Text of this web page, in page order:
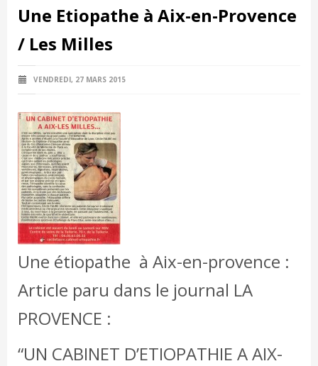
Une Etiopathe à Aix-en-Provence
/ Les Milles
VENDREDI, 27 MARS 2015
Une étiopathe à Aix-en-provence :
Article paru dans le journal LA
PROVENCE :
“UN CABINET D’ETIOPATHIE A AIX-